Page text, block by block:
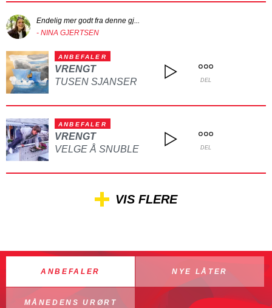
Endelig mer godt fra denne gj...
- NINA GJERTSEN
ANBEFALER
VRENGT
TUSEN SJANSER
DEL
ANBEFALER
VRENGT
VELGE Å SNUBLE
DEL
VIS FLERE
ANBEFALER NYE LÅTER
MÅNEDENS URØRT